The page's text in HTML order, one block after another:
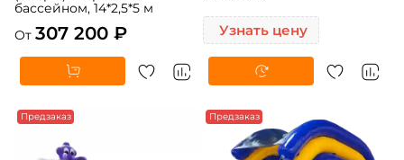
бассейном, 14*2,5*5 м
От 307 200 ₽ Узнать цену
Предзаказ Предзаказ